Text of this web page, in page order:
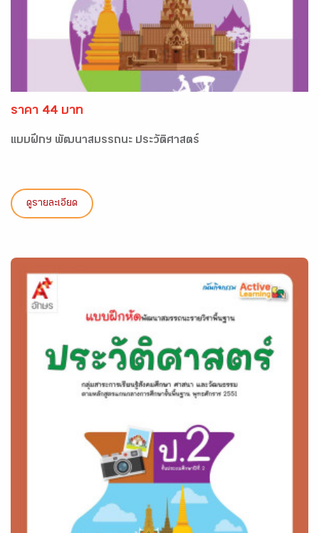
ราคา 44 บาท
แบบฝึกฯ พัฒนาสมรรถนะ ประวัติศาสตร์
ดูรายละเอียด